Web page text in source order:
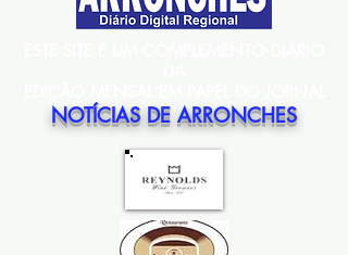
NOTÍCIAS DE ARRONCHES